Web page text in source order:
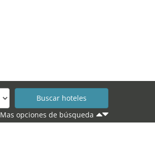
Mas opciones de búsqueda